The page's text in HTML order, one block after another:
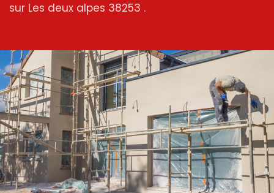
sur Les deux alpes 38253 .